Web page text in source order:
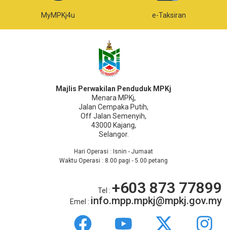
e-Taksiran e-Bayar
Majlis Perwakilan Penduduk MPKj
Menara MPKj,
Jalan Cempaka Putih,
Off Jalan Semenyih,
43000 Kajang,
Selangor.
Hari Operasi : Isnin - Jumaat
Waktu Operasi : 8.00 pagi - 5.00 petang
Tel : +603 873 77899
Emel : info.mpp.mpkj@mpkj.gov.my